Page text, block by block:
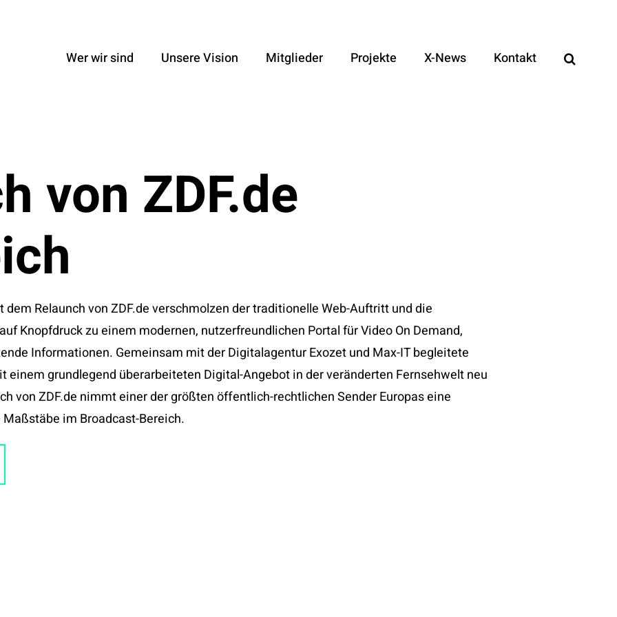
Wer wir sind Unsere Vision Mitglieder Projekte X-News Kontakt
von ZDF.de
Relaunch von ZDF.de verschmolzen der traditionelle Web-Auftritt und die
Knopfdruck zu einem modernen, nutzerfreundlichen Portal für Video On Demand,
Informationen. Gemeinsam mit der Digitalagentur Exozet und Max-IT begleitete
einem grundlegend überarbeiteten Digital-Angebot in der veränderten Fernsehwelt neu
von ZDF.de nimmt einer der größten öffentlich-rechtlichen Sender Europas eine
im Broadcast-Bereich.